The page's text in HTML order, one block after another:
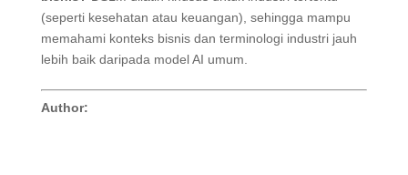
(seperti kesehatan atau keuangan), sehingga mampu
memahami konteks bisnis dan terminologi industri jauh
lebih baik daripada model AI umum
Author: